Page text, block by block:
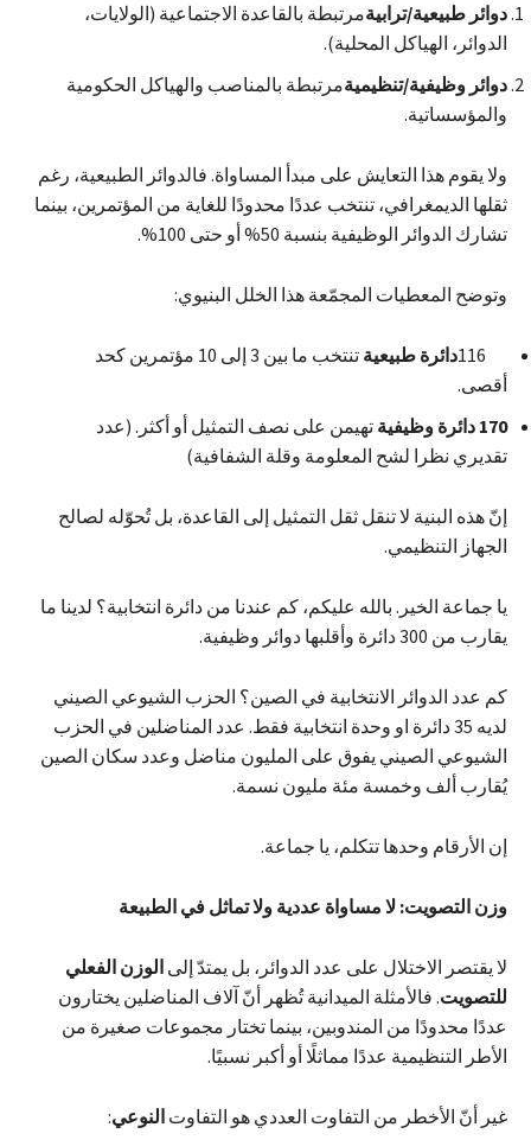
دوائر طبيعية/ترابيةمرتبطة بالقاعدة الاجتماعية (الولايات،
الدوائر، الهياكل المحلية).
دوائر وظيفية/تنظيميةمرتبطة بالمناصب والهياكل الحكومية
والمؤسساتية.
ولا يقوم هذا التعايش على مبدأ المساواة. فالدوائر الطبيعية، رغم
ثقلها الديمغرافي، تنتخب عددًا محدودًا للغاية من المؤتمرين، بينما
تشارك الدوائر الوظيفية بنسبة 50% أو حتى 100%.
وتوضح المعطيات المجمّعة هذا الخلل البنيوي:
دائرة طبيعية
تنتخب ما بين 3 إلى 10 مؤتمرين كحد
أقصى.
170 دائرة وظيفية تهيمن على نصف التمثيل أو أكثر. (عدد
تقديري نظرا لشح المعلومة وقلة الشفافية)
إنّ هذه البنية لا تنقل ثقل التمثيل إلى القاعدة، بل تُحوّله لصالح
الجهاز التنظيمي.
يا جماعة الخير. بالله عليكم، كم عندنا من دائرة انتخابية؟ لدينا ما
يقارب من 300 دائرة وأقلبها دوائر وظيفية.
كم عدد الدوائر الانتخابية في الصين؟ الحزب الشيوعي الصيني
لديه 35 دائرة او وحدة انتخابية فقط. عدد المناضلين في الحزب
الشيوعي الصيني يفوق على المليون مناضل وعدد سكان الصين
يُقارب ألف وخمسة مئة مليون نسمة.
إن الأرقام وحدها تتكلم، يا جماعة.
وزن التصويت: لا مساواة عددية ولا تماثل في الطبيعة
لا يقتصر الاختلال على عدد الدوائر، بل يمتدّ إلى الوزن الفعلي
للتصويت. فالأمثلة الميدانية تُظهر أنّ آلاف المناضلين يختارون
عددًا محدودًا من المندوبين، بينما تختار مجموعات صغيرة من
الأطر التنظيمية عددًا مماثلًا أو أكبر نسبيًا.
غير أنّ الأخطر من التفاوت العددي هو التفاوت النوعي: